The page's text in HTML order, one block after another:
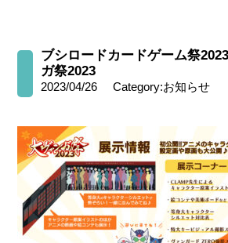
ブシロードカードゲーム祭
ガ祭2023
2023/04/26 Category:お知らせ